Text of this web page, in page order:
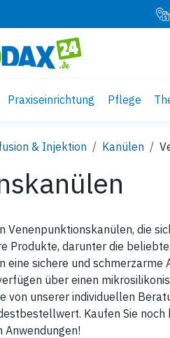
Praxiseinrichtung Pflege
& Injektion Kanülen
Venenpunktionskanülen, die
Produkte, darunter die
sichere und schmerzarme
über einen
von unserer individuellen
Kaufen Sie noch